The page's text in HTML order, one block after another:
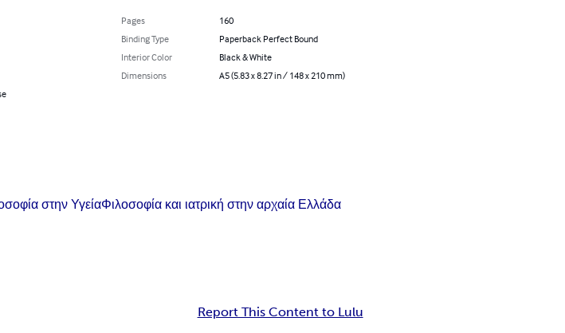
Pages
160
Binding Type
Paperback Perfect Bound
Interior Color
Black & White
Dimensions
A5 (5.83 x 8.27 in / 148 x 210 mm)
στην ΥγείαΦιλοσοφία και ιατρική στην αρχαία Ελλάδα
Report This Content to Lulu